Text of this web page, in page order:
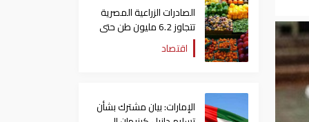
الصادرات الزراعية المصرية
تتجاوز 6.2 مليون طن حتى
الآناقتصاد
الإمارات: بيان مشترك بشأن